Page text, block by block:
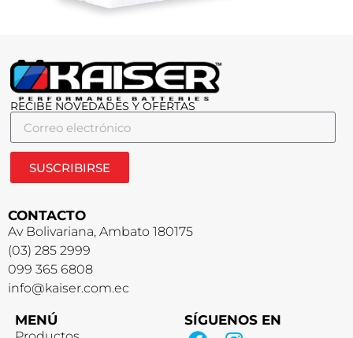
RECIBE NOVEDADES Y OFERTAS
SUSCRIBIRSE
CONTACTO
Av Bolivariana, Ambato 180175
(03) 285 2999
099 365 6808
info@kaiser.com.ec
MENÚ SÍGUENOS EN